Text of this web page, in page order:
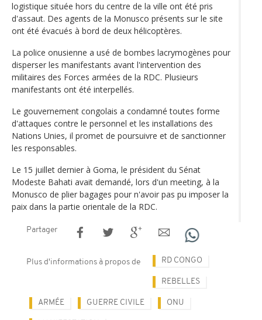
logistique située hors du centre de la ville ont été pris
d'assaut. Des agents de la Monusco présents sur le site
ont été évacués à bord de deux hélicoptères.
La police onusienne a usé de bombes lacrymogènes pour
disperser les manifestants avant l'intervention des
militaires des Forces armées de la RDC. Plusieurs
manifestants ont été interpellés.
Le gouvernement congolais a condamné toutes forme
d'attaques contre le personnel et les installations des
Nations Unies, il promet de poursuivre et de sanctionner
les responsables.
Le 15 juillet dernier à Goma, le président du Sénat
Modeste Bahati avait demandé, lors d'un meeting, à la
Monusco de plier bagages pour n'avoir pas pu imposer la
paix dans la partie orientale de la RDC.
Partager
Plus d'informations à propos de RD CONGO
REBELLES
ARMÉE GUERRE CIVILE ONU